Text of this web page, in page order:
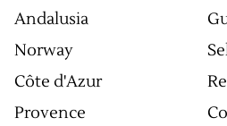
Andalusia
Norway
Côte d'Azur
Provence